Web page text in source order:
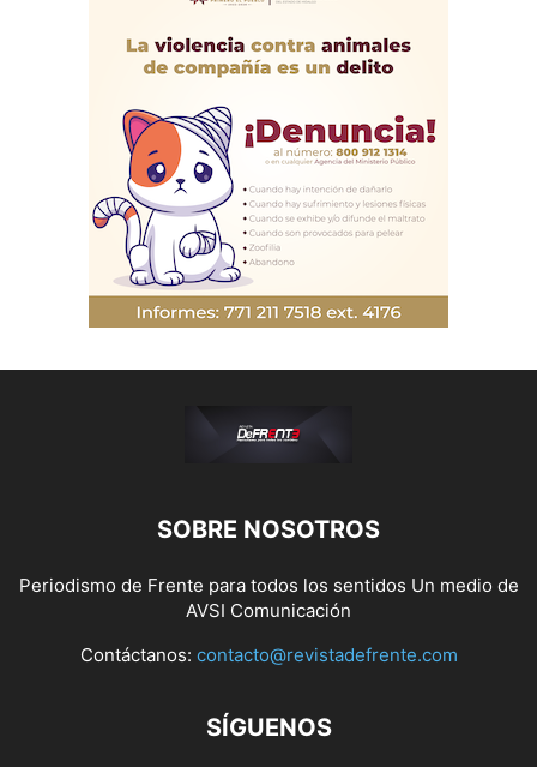
SOBRE NOSOTROS
Periodismo de Frente para todos los sentidos Un medio de
AVSI Comunicación
Contáctanos: contacto@revistadefrente.com
SÍGUENOS